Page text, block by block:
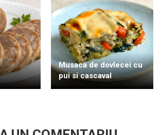
Musaca de dovlecei cu
pui si cascaval